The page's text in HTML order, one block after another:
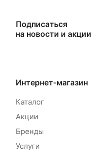
Подписаться
на новости и акции
Интернет-магазин
Каталог
Акции
Бренды
Услуги